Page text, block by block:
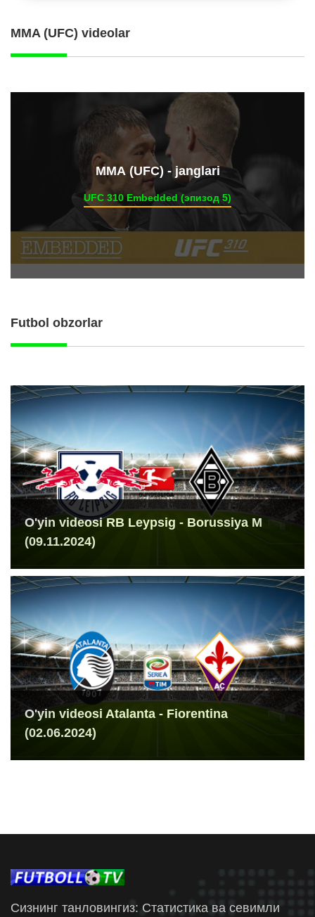
MMA (UFC) videolar
ММА (UFC) - janglari
UFC 310 Embedded (эпизод 5)
Futbol obzorlar
O'yin videosi RB Leypsig - Borussiya M
(09.11.2024)
O'yin videosi Atalanta - Fiorentina
(02.06.2024)
Сизнинг танловингиз: Статистика ва севимли